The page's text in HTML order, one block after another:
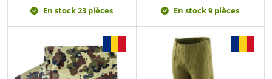
En stock 23 pièces En stock 9 pièces